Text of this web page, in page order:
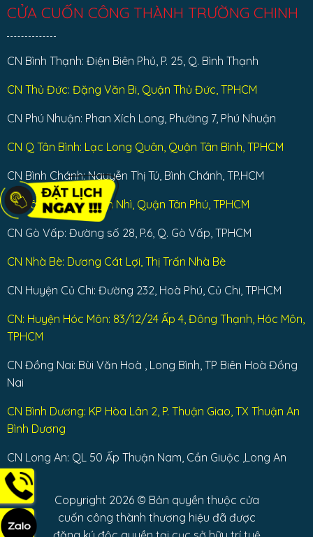
CỬA CUỐN CÔNG THÀNH TRƯỜNG CHINH
CN Bình Thạnh: Điện Biên Phủ, P. 25, Q. Bình Thạnh
CN Thủ Đức: Đặng Văn Bi, Quận Thủ Đức, TPHCM
CN Phú Nhuận: Phan Xích Long, Phường 7, Phú Nhuận
CN Q Tân Bình: Lạc Long Quân, Quận Tân Bình, TPHCM
CN Bình Chánh: Nguyễn Thị Tú, Bình Chánh, TP.HCM
CN Tân Phú : Tân Sơn Nhì, Quận Tân Phú, TPHCM
CN Gò Vấp: Đường số 28, P.6, Q. Gò Vấp, TPHCM
CN Nhà Bè: Dương Cát Lợi, Thị Trấn Nhà Bè
CN Huyện Củ Chi: Đường 232, Hoà Phú, Củ Chi, TPHCM
CN: Huyện Hóc Môn: 83/12/24 Ấp 4, Đông Thạnh, Hóc Môn,
TPHCM
CN Đồng Nai: Bùi Văn Hoà , Long Bình, TP Biên Hoà Đồng
Nai
CN Bình Dương: KP Hòa Lân 2, P. Thuận Giao, TX Thuận An
Bình Dương
CN Long An: QL 50 Ấp Thuận Nam, Cần Giuộc ,Long An
Copyright 2026 © Bản quyền thuộc cửa
cuốn công thành thương hiệu đã được